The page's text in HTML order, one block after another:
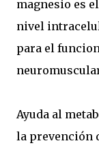
magnesio es
nivel
para el
Ayuda al
la prevención